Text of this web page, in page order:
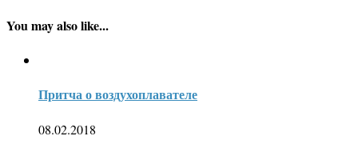
You may also like...
Притча о воздухоплавателе
08.02.2018